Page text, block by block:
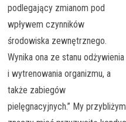
podlegający zmianom pod
wpływem czynników
środowiska zewnętrznego.
Wynika ona ze stanu odżywienia
i wytrenowania organizmu, a
także zabiegów
pielęgnacyjnych.” My